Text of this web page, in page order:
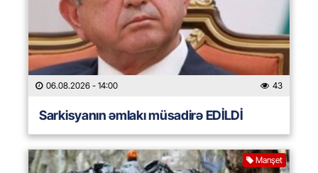
06.08.2026 - 14:00 43
Sarkisyanın əmlakı müsadirə EDİLDİ
Manşet